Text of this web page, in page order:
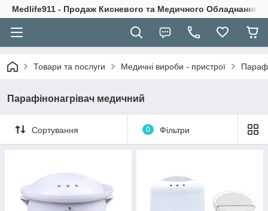
Medlife911 - Продаж Кисневого та Медичного Обладнання
Товари та послуги Медичні вироби - пристрої
Парафінонагрівач медичний
Сортування 0 Фільтри